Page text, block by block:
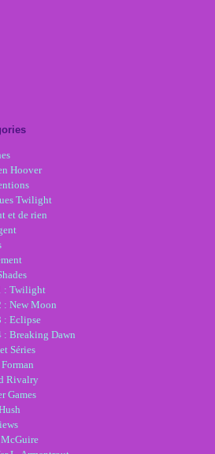
Hoover
Twilight
et de rien
: Twilight
: New Moon
: Eclipse
: Breaking Dawn
Séries
Rivalry
Games
McGuire